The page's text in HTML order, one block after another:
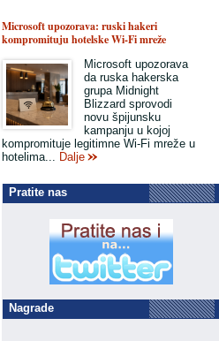
Microsoft upozorava: ruski hakeri
kompromituju hotelske Wi-Fi mreže
Microsoft upozorava
da ruska hakerska
grupa Midnight
Blizzard sprovodi
novu špijunsku
kampanju u kojoj
kompromituje legitimne Wi-Fi mreže u
hotelima... Dalje
Pratite nas
Nagrade